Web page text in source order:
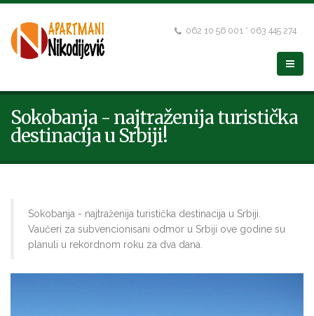
062 10 56 001 * 063 445 274
Sokobanja - najtraženija turistička
destinacija u Srbiji!
Sokobanja - najtraženija turistička destinacija u Srbiji.
Vaučeri za subvencionisani odmor u Srbiji ove godine su
planuli u rekordnom roku za dva dana.